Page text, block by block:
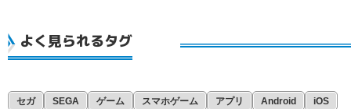
よく見られるタグ
セガ SEGA ゲーム スマホゲーム アプリ Android
iOS